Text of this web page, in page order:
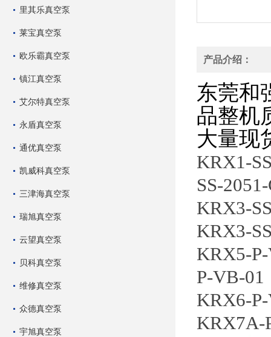
里其乐真空泵
莱宝真空泵
欧乐霸真空泵
镇江真空泵
艾尔特真空泵
永盾真空泵
通优真空泵
凯威科真空泵
三津海真空泵
瑞旭真空泵
云望真空泵
贝科真空泵
维修真空泵
众德真空泵
宇旭真空泵
产品介绍：
东莞和
品整机
大量现
KRX1-
SS-
KRX3-
KRX3-
KRX5-
P-VB-
KRX6-
KRX7A-